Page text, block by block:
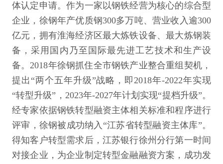
体认定申请。作为一家以钢铁经营为核心的综合型
企业，徐钢年产优质钢300多万吨、营业收入逾300
亿元，拥有淮海经济区最大炼铁设备、最大炼钢装
备，采用国内乃至国际最先进工艺技术和生产设
备。2018年徐钢抓住全市钢铁产业整合重组契机，
提出“两个五年升级”战略，即2018年-2022年实现
“转型升级”，2023年-2027年计划实现“提档升级”。
经专家依据钢铁转型融资主体相关标准和程序进行
评审，徐钢被成功纳入“江苏省转型融资主体库”。
得知客户转型需求后，江苏银行徐州分行第一时间
对接企业，为企业制定转型金融融资方案，成功发